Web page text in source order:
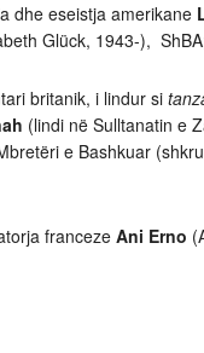
dhe eseistja amerikane
Glück, 1943-),
britanik, i lindur si
(lindi në Sulltanatin e
e Bashkuar
franceze Ani Erno